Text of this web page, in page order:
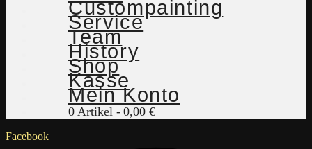
Custompainting
Service
Team
History
Shop
Kasse
Mein Konto
0 Artikel 0,00 €
Facebook